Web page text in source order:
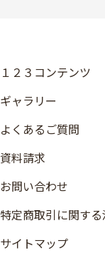
１２３コンテンツ
ギャラリー
よくあるご質問
資料請求
お問い合わせ
特定商取引に関す
サイトマップ